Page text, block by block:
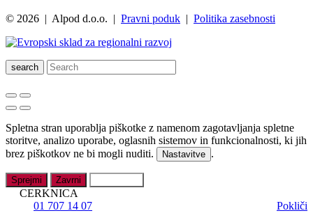
© 2026 | Alpod d.o.o. | Pravni poduk | Politika zasebnosti
search
Spletna stran uporablja piškotke z namenom zagotavljanja spletne
storitve, analizo uporabe, oglasnih sistemov in funkcionalnosti, ki jih
brez piškotkov ne bi mogli nuditi.
Nastavitve .
Sprejmi Zavrni
CERKNICA
01 707 14 07
Pokliči